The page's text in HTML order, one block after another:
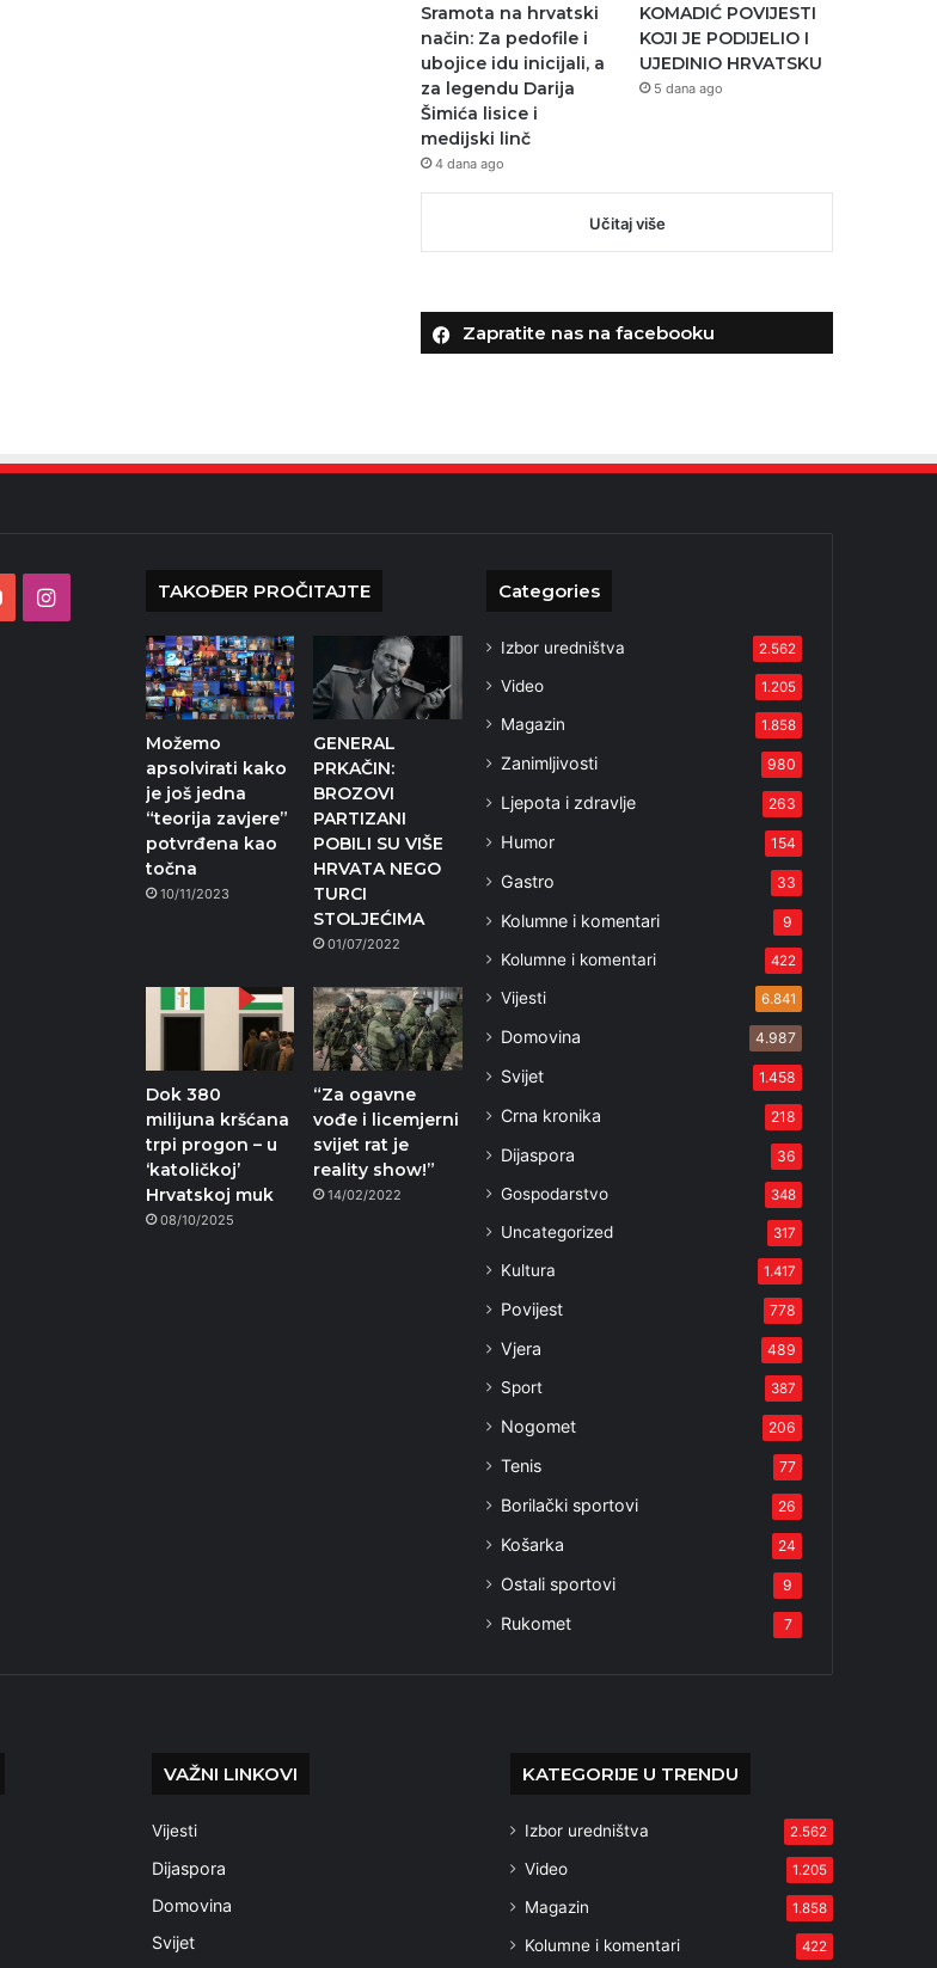
Sramota na hrvatski
način: Za pedofile i
ubojice idu inicijali, a
za legendu Darija
Šimića lisice i
medijski linč
4 dana ago
KOMADIĆ POVIJESTI
KOJI JE PODIJELIO I
UJEDINIO HRVATSKU
5 dana ago
Učitaj više
Zapratite nas na facebooku
YouTubeInstagram TAKOĐER PROČITAJTE
Možemo
apsolvirati kako
je još jedna
“teorija zavjere”
potvrđena kao
točna
10/11/2023
GENERAL
PRKAČIN:
BROZOVI
PARTIZANI
POBILI SU VIŠE
HRVATA NEGO
TURCI
STOLJEĆIMA
01/07/2022
Dok 380
milijuna kršćana
trpi progon – u
‘katoličkoj’
Hrvatskoj muk
08/10/2025
“Za ogavne
vođe i licemjerni
svijet rat je
reality show!”
14/02/2022
Categories
Izbor uredništva 2.562
Video 1.205
Magazin 1.858
Zanimljivosti 980
Ljepota i zdravlje 263
Humor 154
Gastro 33
Kolumne i komentari 9
Kolumne i komentari 422
Vijesti 6.841
Domovina 4.987
Svijet 1.458
Crna kronika 218
Dijaspora 36
Gospodarstvo 348
Uncategorized 317
Kultura 1.417
Povijest 778
Vjera 489
Sport 387
Nogomet 206
Tenis 77
Borilački sportovi 26
Košarka 24
Ostali sportovi 9
Rukomet 7
VAŽNI LINKOVI
Vijesti
Dijaspora
Domovina
Svijet
KATEGORIJE U TRENDU
Izbor uredništva 2.562
Video 1.205
Magazin 1.858
Kolumne i komentari 422